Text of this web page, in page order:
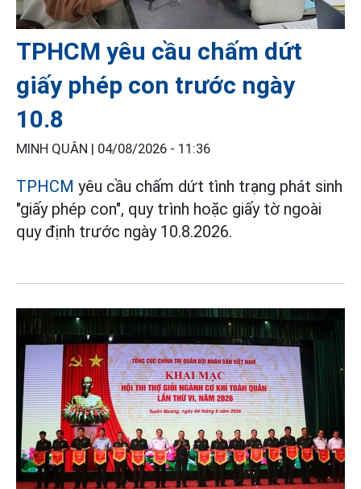
TPHCM yêu cầu chấm dứt
giấy phép con trước ngày
10.8
MINH QUÂN | 04/08/2026 - 11:36
TPHCM yêu cầu chấm dứt tình trạng phát sinh
"giấy phép con", quy trình hoặc giấy tờ ngoài
quy định trước ngày 10.8.2026.